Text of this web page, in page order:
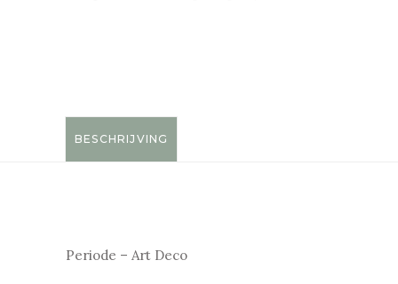
BESCHRIJVING
Periode – Art Deco